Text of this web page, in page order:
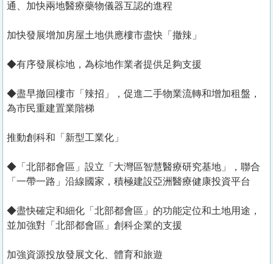
通、加快兩地醫療藥物儀器互認的進程
加快發展增加房屋土地供應樓市盡快「撤辣」
◆有序發展棕地，為棕地作業者提供足夠支援
◆盡早撤回樓市「辣招」，促進二手物業流轉和增加租盤，
為市民重建置業階梯
推動創科和「新型工業化」
◆「北部都會區」設立「大灣區智慧醫療研究基地」，聯合
「一帶一路」沿線國家，積極建設亞洲醫療健康投資平台
◆盡快確定和細化「北部都會區」的功能定位和土地用途，
並加強對「北部都會區」創科企業的支援
加強資源投放發展文化、體育和旅遊